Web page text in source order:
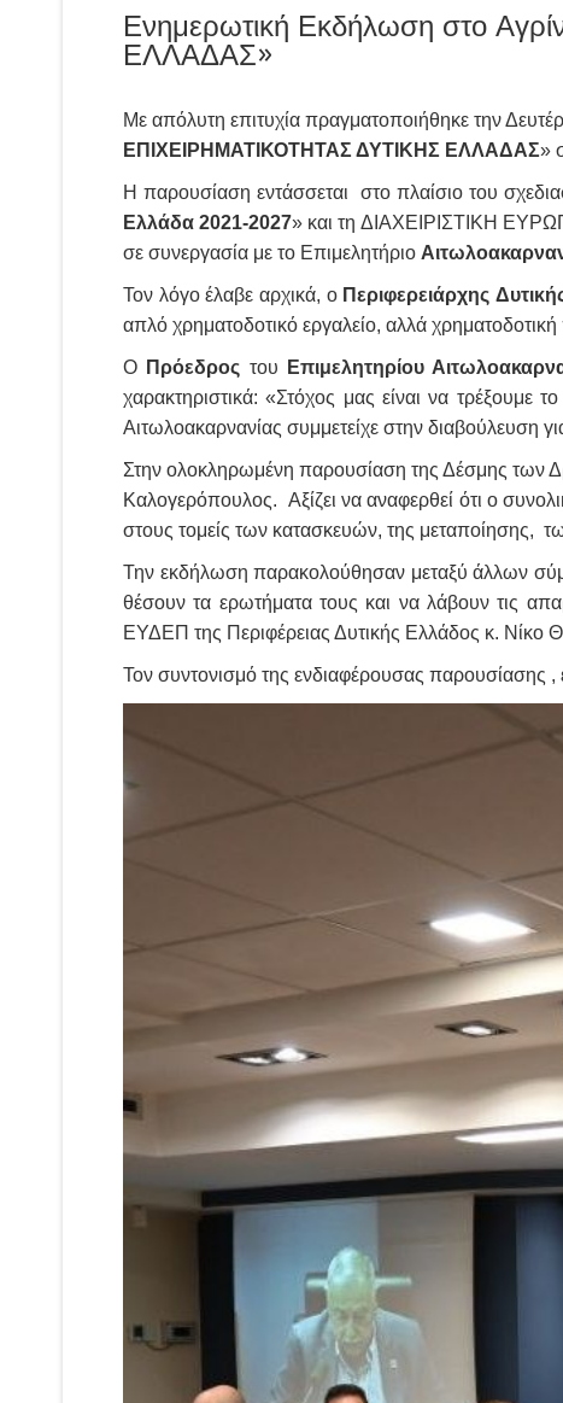
Ενημερωτική Εκδήλωση στο
ΕΛΛΑΔΑΣ»
Με απόλυτη επιτυχία πραγματοποιήθηκε την
ΕΠΙΧΕΙΡΗΜΑΤΙΚΟΤΗΤΑΣ ΔΥΤΙΚΗΣ ΕΛΛΑΔΑΣ»
Η παρουσίαση εντάσσεται στο πλαίσιο του
Ελλάδα 2021-2027» και τη ΔΙΑΧΕΙΡΙΣΤΙΚΗ
σε συνεργασία με το Επιμελητήριο
Τον λόγο έλαβε αρχικά, ο Περιφερειάρχης
απλό χρηματοδοτικό εργαλείο, αλλά
Ο Πρόεδρος του Επιμελητηρίου
χαρακτηριστικά: «Στόχος μας είναι να
Αιτωλοακαρνανίας συμμετείχε στην διαβούλευση
Στην ολοκληρωμένη παρουσίαση της Δέσμης των
Καλογερόπουλος. Αξίζει να αναφερθεί ότι ο
στους τομείς των κατασκευών, της μεταποίησης,
Την εκδήλωση παρακολούθησαν μεταξύ άλλων
θέσουν τα ερωτήματα τους και να λάβουν τις
ΕΥΔΕΠ της Περιφέρειας Δυτικής Ελλάδος κ. Νίκο
Τον συντονισμό της ενδιαφέρουσας παρουσίασης ,